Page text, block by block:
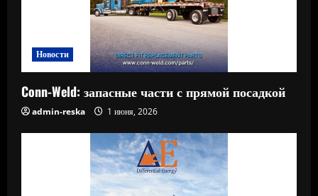
Новости
Conn-Weld: запасные части с прямой посадкой
admin-reska 1 июня, 2026